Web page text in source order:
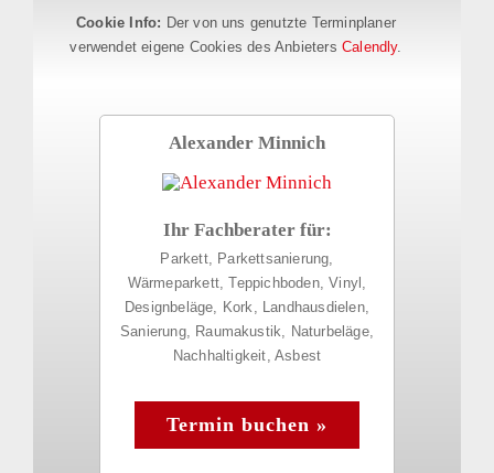
Cookie Info: Der von uns genutzte Terminplaner
verwendet eigene Cookies des Anbieters Calendly.
Alexander Minnich
Ihr Fachberater für:
Parkett, Parkettsanierung,
Wärmeparkett, Teppichboden, Vinyl,
Designbeläge, Kork, Landhausdielen,
Sanierung, Raumakustik, Naturbeläge,
Nachhaltigkeit, Asbest
Termin buchen »